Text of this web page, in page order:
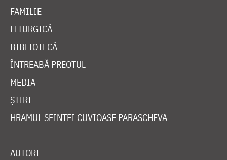
FAMILIE
LITURGICĂ
BIBLIOTECĂ
ÎNTREABĂ PREOTUL
MEDIA
ȘTIRI
HRAMUL SFINTEI CUVIOASE PARASCHEVA
AUTORI